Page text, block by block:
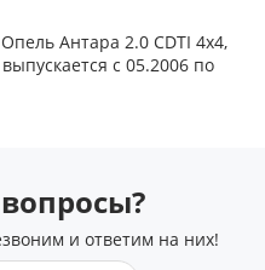
Антара 2.0 CDTI 4x4,
с 05.2006 по
и ответим на них!